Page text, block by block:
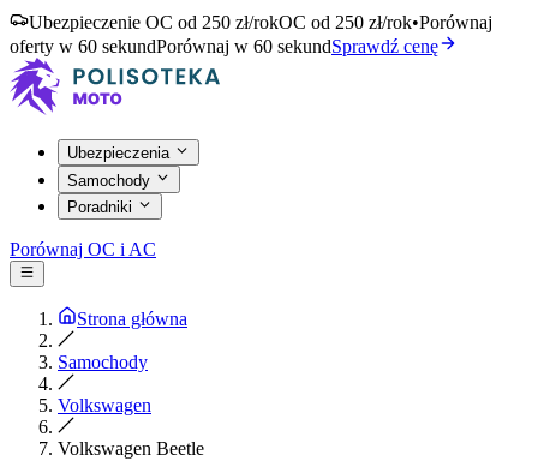
Ubezpieczenie OC od 250 zł/rokOC od 250 zł/rok•Porównaj
oferty w 60 sekundPorównaj w 60 sekundSprawdź cenę
Ubezpieczenia
Samochody
Poradniki
Porównaj OC i AC
Strona główna
Samochody
Volkswagen
Volkswagen Beetle